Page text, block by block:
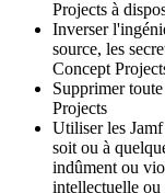
Projects à
Inverser
source, les
Concept
Supprimer
Projects
Utiliser les
soit ou à
indûment ou
intellectuelle ou